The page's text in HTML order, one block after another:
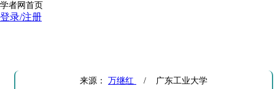
学者网首页
登录/注册
来源： 万继红
/ 广东工业大学